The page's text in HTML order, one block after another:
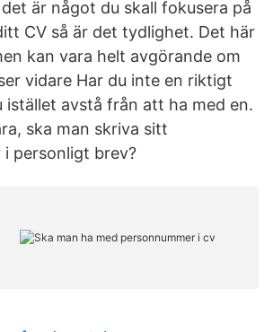
är något du skall fokusera på
CV så är det tydlighet. Det här
kan vara helt avgörande om
vidare Har du inte en riktigt
istället avstå från att ha med en.
ska man skriva sitt
i personligt brev?